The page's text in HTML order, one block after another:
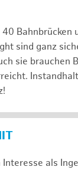
Bahnbrücken
sind ganz
sie brauchen
als